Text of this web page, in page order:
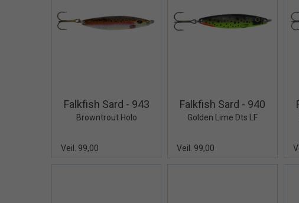
Falkfish Sard - 943
Browntrout Holo
Veil. 99,00
Falkfish Sard - 940
Golden Lime Dts LF
Veil. 99,00